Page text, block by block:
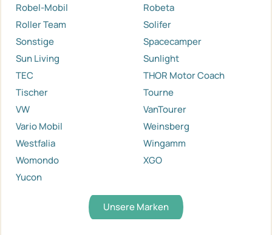
Robel-Mobil
Robeta
Roller Team
Solifer
Sonstige
Spacecamper
Sun Living
Sunlight
TEC
THOR Motor Coach
Tischer
Tourne
VW
VanTourer
Vario Mobil
Weinsberg
Westfalia
Wingamm
Womondo
XGO
Yucon
Unsere Marken